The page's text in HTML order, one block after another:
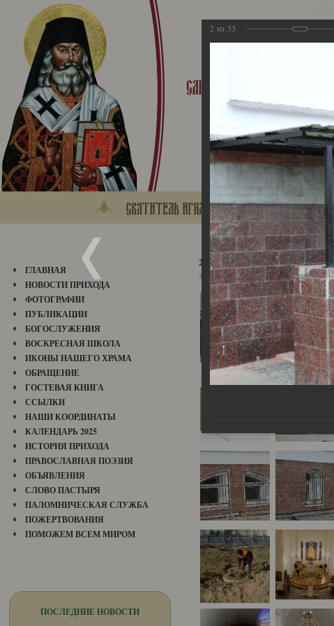
ГЛАВНАЯ
НОВОСТИ ПРИХОДА
ФОТОГРАФИИ
ПУБЛИКАЦИИ
БОГОСЛУЖЕНИЯ
ВОСКРЕСНАЯ ШКОЛА
ИКОНЫ НАШЕГО ХРАМА
ОБРАЩЕНИЕ
ГОСТЕВАЯ КНИГА
ССЫЛКИ
НАШИ КООРДИНАТЫ
КАЛЕНДАРЬ 2025
ИСТОРИЯ ПРИХОДА
ПРАВОСЛАВНАЯ ПОЭЗИЯ
ОБЪЯВЛЕНИЯ
СЛОВО ПАСТЫРЯ
ПАЛОМНИЧЕСКАЯ СЛУЖБА
ПОЖЕРТВОВАНИЯ
ПОМОЖЕМ ВСЕМ МИРОМ
ПОСЛЕДНИЕ НОВОСТИ
2015
31.05.2018
2 из 33